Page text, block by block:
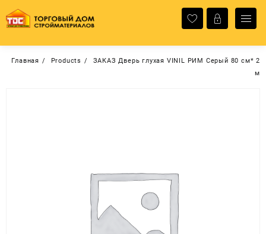
содержимому
Главная Products
ЗАКАЗ Дверь глухая VINIL РИМ Серый 80 см* 2
м